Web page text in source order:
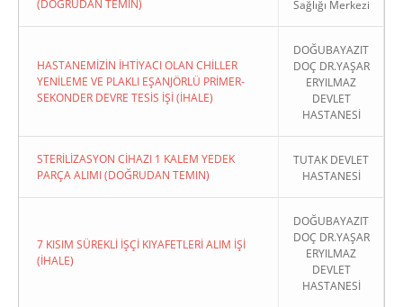
(DOĞRUDAN TEMIN)
Sağlığı Merkezi
HASTANEMİZİN İHTİYACI OLAN CHİLLER
YENİLEME VE PLAKLI EŞANJÖRLÜ PRİMER-
SEKONDER DEVRE TESİS İŞİ (İHALE)
DOĞUBAYAZIT
DOÇ DR.YAŞAR
ERYILMAZ
DEVLET
HASTANESİ
STERİLİZASYON CİHAZI 1 KALEM YEDEK
PARÇA ALIMI (DOĞRUDAN TEMIN)
TUTAK DEVLET
HASTANESİ
7 KISIM SÜREKLİ İŞÇİ KIYAFETLERİ ALIM İŞİ
(İHALE)
DOĞUBAYAZIT
DOÇ DR.YAŞAR
ERYILMAZ
DEVLET
HASTANESİ